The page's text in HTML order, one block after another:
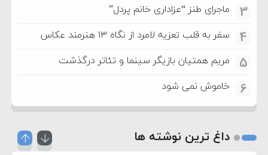
3 ماجرای طنز “عزاداری خانم پردل”
4 سفر به قلب تعزیه لامرد از نگاه ۱۳ هنرمند عکاس
5 مریم همتیان بازیگر سینما و تئاتر درگذشت
6 خاموش نمی شود
داغ ترین نوشته ها